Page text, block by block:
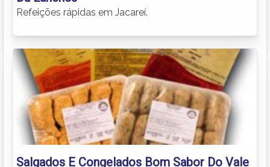
Refeições rápidas em Jacareí.
Salgados E Congelados Bom Sabor Do Vale